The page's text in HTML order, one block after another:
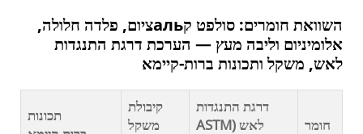
השוואת חומרים: סולפט קальציום, פלדה חלולה,
אלומיניום וליבה מעץ — הערכת דרגת התנגדות
לאש, משקל ותכונות ברות-קיימא
חומר
דרגת התנגדות
לאש (ASTM
קיבולת
משקל
תכונות